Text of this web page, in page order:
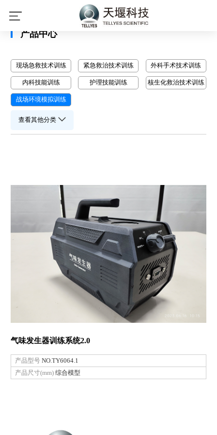
产品中心
现场急救技术训练 紧急救治技术训练 外科手术技术训练
内科技能训练 护理技能训练 核生化救治技术训练
战场环境模拟训练
查看其他分类
气味发生器训练系统2.0
产品型号 NO.TY6064.1
产品尺寸(mm) 综合模型